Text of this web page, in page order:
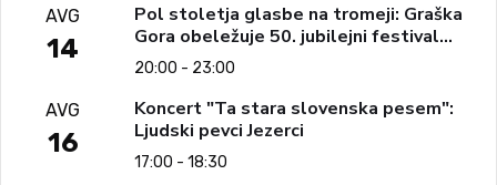
AVG
14
Pol stoletja glasbe na tromeji: Graška
Gora obeležuje 50. jubilejni festival
narodno-zabavne glasbe
20:00 - 23:00
AVG
16
Koncert "Ta stara slovenska pesem":
Ljudski pevci Jezerci
17:00 - 18:30